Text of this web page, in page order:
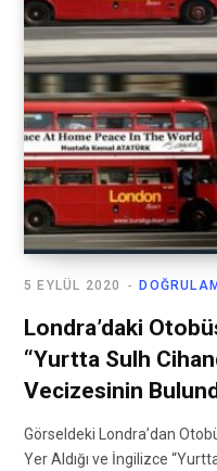
5 EYLÜL 2020
Londra’daki
“Yurtta Sulh
Vecizesinin
Görseldeki Londra’dan
Yer Aldığı ve İngilizce